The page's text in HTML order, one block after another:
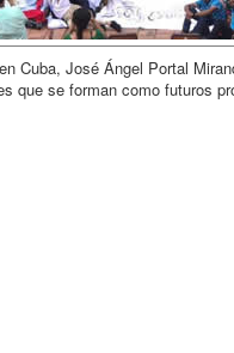
Cuba, José Ángel Portal
que se forman como futuros